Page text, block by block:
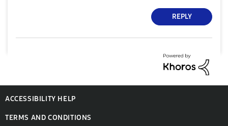
REPLY
ACCESSIBILITY HELP
TERMS AND CONDITIONS